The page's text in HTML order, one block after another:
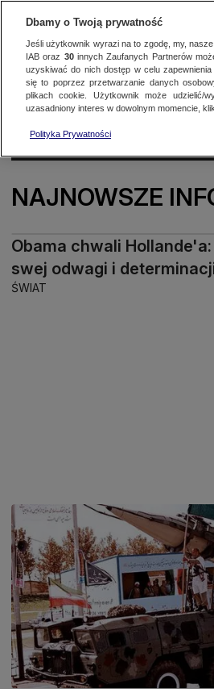
Oglądaj TVN24NajnowszeFakty
KONFLIKT NA
NAJNOWSZE
Obama chwali Hollande'a:
swej odwagi i
ŚWIAT
Dbamy o Twoją prywatność
Jeśli użytkownik wyrazi na to zgodę, my, nasze
IAB oraz 30innych Zaufanych Partnerów
uzyskiwać do nich dostęp w celu
się to poprzez przetwarzanie danych
plikach cookie. Użytkownik może
uzasadniony interes w dowolnym momencie,
Polityka Prywatności